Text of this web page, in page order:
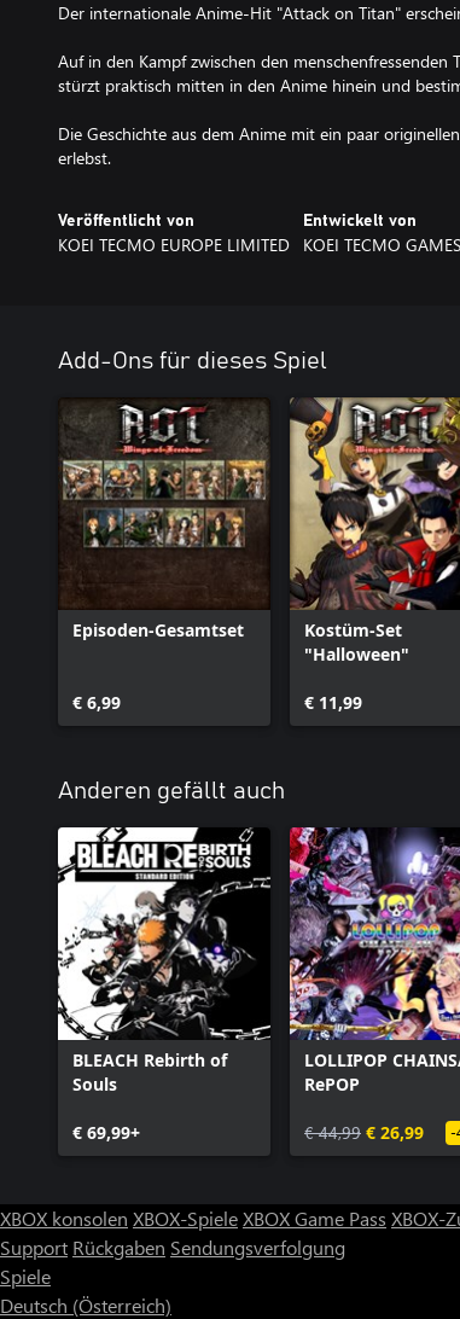
Der internationale Anime-Hit "Attack on Titan"
Auf in den Kampf zwischen den
stürzt praktisch mitten in den Anime hinein und
Die Geschichte aus dem Anime mit ein paar
erlebst.
Veröffentlicht von
KOEI TECMO EUROPE LIMITED
Entwickelt von
KOEI TECMO
Add-Ons für dieses Spiel
Episoden-Gesamtset
€ 6,99
Kostüm-Set
"Halloween"
€ 11,99
Anderen gefällt auch
BLEACH Rebirth of
Souls
€ 69,99+
LOLLIPOP
RePOP
€ 44,99 € 26,99 -
XBOX konsolen XBOX-SpieleXBOX Game Pass XBOX-
Support Rückgaben Sendungsverfolgung
Spiele
Deutsch (Österreich)